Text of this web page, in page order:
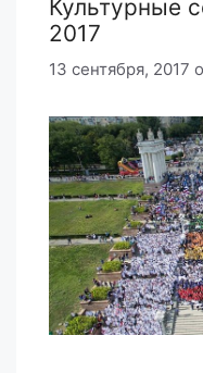
Культурные
2017
13 сентября, 2017